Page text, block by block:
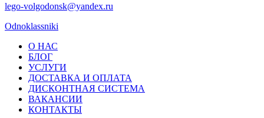
lego-volgodonsk@yandex.ru
Odnoklassniki
О НАС
БЛОГ
УСЛУГИ
ДОСТАВКА И ОПЛАТА
ДИСКОНТНАЯ СИСТЕМА
ВАКАНСИИ
КОНТАКТЫ